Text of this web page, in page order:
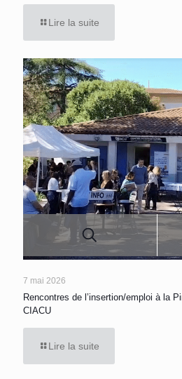
Lire la suite
7 mai 2026
Rencontres de l’insertion/emploi à la
CIACU
Lire la suite